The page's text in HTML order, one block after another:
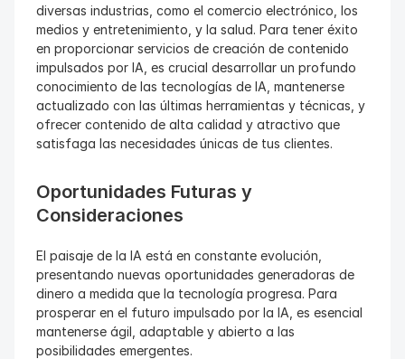
diversas industrias, como el comercio electrónico, los
medios y entretenimiento, y la salud. Para tener éxito
en proporcionar servicios de creación de contenido
impulsados por IA, es crucial desarrollar un profundo
conocimiento de las tecnologías de IA, mantenerse
actualizado con las últimas herramientas y técnicas, y
ofrecer contenido de alta calidad y atractivo que
satisfaga las necesidades únicas de tus clientes.
Oportunidades Futuras y
Consideraciones
El paisaje de la IA está en constante evolución,
presentando nuevas oportunidades generadoras de
dinero a medida que la tecnología progresa. Para
prosperar en el futuro impulsado por la IA, es esencial
mantenerse ágil, adaptable y abierto a las
posibilidades emergentes.